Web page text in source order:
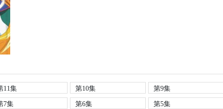
11集 第10集
第9集
7集 第6集
第5集